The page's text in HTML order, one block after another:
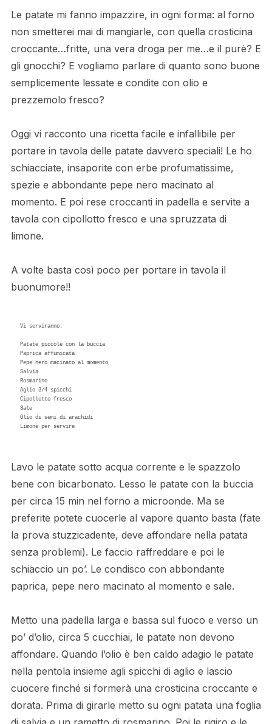
Le patate mi fanno impazzire, in ogni forma: al forno
non smetterei mai di mangiarle, con quella crosticina
croccante…fritte, una vera droga per me…e il purè? E
gli gnocchi? E vogliamo parlare di quanto sono buone
semplicemente lessate e condite con olio e
prezzemolo fresco?
Oggi vi racconto una ricetta facile e infallibile per
portare in tavola delle patate davvero speciali! Le ho
schiacciate, insaporite con erbe profumatissime,
spezie e abbondante pepe nero macinato al
momento. E poi rese croccanti in padella e servite a
tavola con cipollotto fresco e una spruzzata di
limone.
A volte basta così poco per portare in tavola il
buonumore!!
Vi serviranno:
Patate piccole con la buccia
Paprica affumicata
Pepe nero macinato al momento
Salvia
Rosmarino
Aglio 3/4 spicchi
Cipollotto fresco
Sale
Olio di semi di arachidi
Limone per servire
Lavo le patate sotto acqua corrente e le spazzolo
bene con bicarbonato. Lesso le patate con la buccia
per circa 15 min nel forno a microonde. Ma se
preferite potete cuocerle al vapore quanto basta (fate
la prova stuzzicadente, deve affondare nella patata
senza problemi). Le faccio raffreddare e poi le
schiaccio un po’. Le condisco con abbondante
paprica, pepe nero macinato al momento e sale.
Metto una padella larga e bassa sul fuoco e verso un
po’ d’olio, circa 5 cucchiai, le patate non devono
affondare. Quando l’olio è ben caldo adagio le patate
nella pentola insieme agli spicchi di aglio e lascio
cuocere finché si formerà una crosticina croccante e
dorata. Prima di girarle metto su ogni patata una foglia